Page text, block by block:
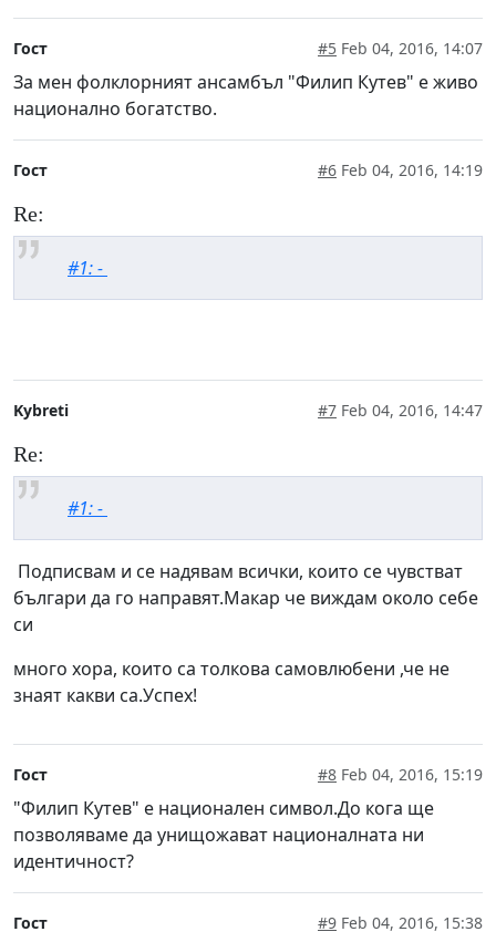
Гост #5 Feb 04, 2016, 14:07
За мен фолклорният ансамбъл "Филип Кутев" е живо
национално богатство.
Гост #6 Feb 04, 2016, 14:19
Re:
#1: -
Kybreti #7 Feb 04, 2016, 14:47
Re:
#1: -
Подписвам и се надявам всички, които се чувстват
българи да го направят.Макар че виждам около себе
си
много хора, които са толкова самовлюбени ,че не
знаят какви са.Успех!
Гост #8 Feb 04, 2016, 15:19
"Филип Кутев" е национален символ.До кога ще
позволяваме да унищожават националната ни
идентичност?
Гост #9 Feb 04, 2016, 15:38